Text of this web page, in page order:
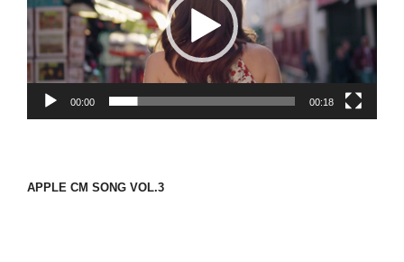
レ
ー
ヤ
ー
00:00 00:18
APPLE CM SONG VOL.3